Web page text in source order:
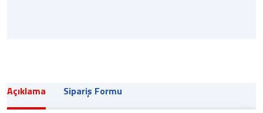
Açıklama Sipariş Formu